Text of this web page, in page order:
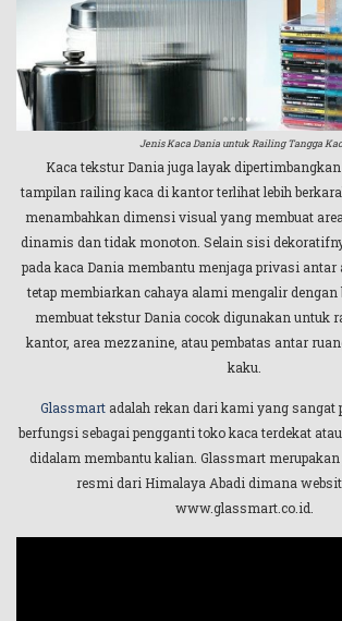
Jenis Kaca Dania untuk Railing Tangga
Kaca tekstur Dania juga layak
tampilan railing kaca di kantor terlihat lebih
menambahkan dimensi visual yang membuat
dinamis dan tidak monoton. Selain sisi
pada kaca Dania membantu menjaga privasi antar
tetap membiarkan cahaya alami mengalir dengan
membuat tekstur Dania cocok digunakan untuk
kantor, area mezzanine, atau pembatas antar
kaku.
Glassmartadalah rekan dari kami yang sangat
berfungsi sebagai pengganti toko kaca terdekat
didalam membantu kalian. Glassmart
resmi dari Himalaya Abadi dimana
www.glassmart.co.id.